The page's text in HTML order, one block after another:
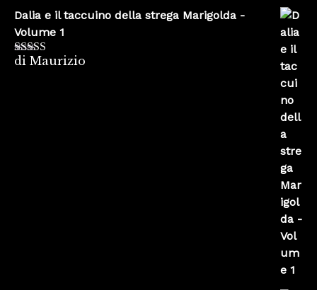
Dalia e il taccuino della strega Marigolda -
Volume 1
Valutato4
di Maurizio